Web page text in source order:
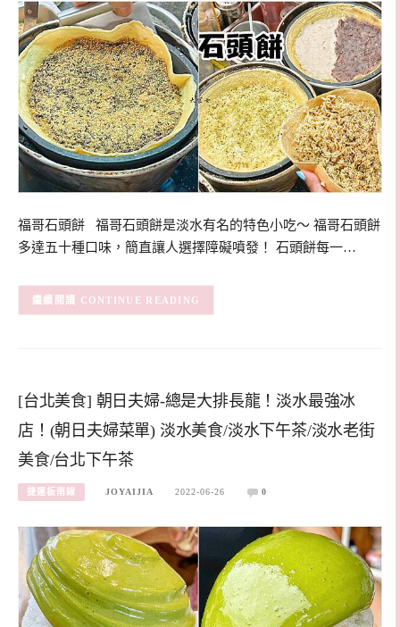
福哥石頭餅 福哥石頭餅是淡水有名的特色小吃～ 福哥石頭餅
多達五十種口味，簡直讓人選擇障礙噴發！ 石頭餅每一…
CONTINUE READING
[台北美食] 朝日夫婦-總是大排長龍！淡水最強冰
店！(朝日夫婦菜單) 淡水美食/淡水下午茶/淡水老街
美食/台北下午茶
捷運板南線 JOYAIJIA 2022-06-26 0